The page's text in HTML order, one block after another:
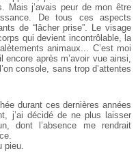
Mais j’avais peur de mon être
De tous ces aspects
de “lâcher prise”. Le visage
qui devient incontrôlable, la
animaux... C’est moi
il encore après m’avoir vue ainsi,
console, sans trop d’attentes
durant ces dernières années
j’ai décidéde ne plus laisser
dont l’absence me rendrait
pieu.